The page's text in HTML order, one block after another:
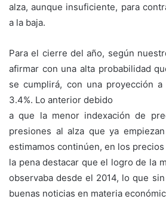
alza, aunque insuficiente, para
a la baja.
Para el cierre del año, según
afirmar con una alta probabilidad
se cumplirá, con una proyección
3.4%. Lo anterior debido
a que la menor indexación de
presiones al alza que ya
estimamos continúen, en los
la pena destacar que el logro de la
observaba desde el 2014, lo que
buenas noticias en materia